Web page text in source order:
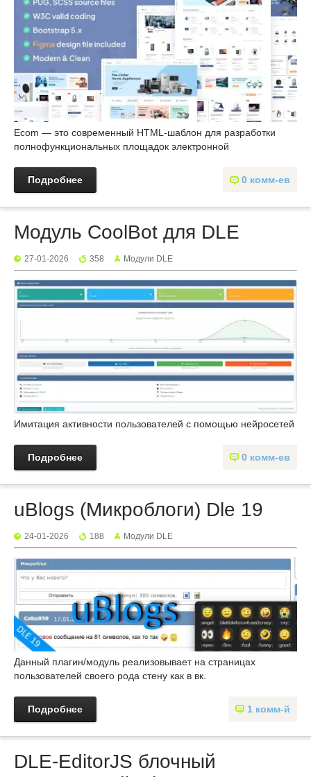
Ecom — это современный HTML-шаблон для разработки
полнофункциональных площадок электронной
0 комм-ев
Подробнее
‎Модуль CoolBot для DLE
27-01-2026 358 Mодули DLE
Имитация активности пользователей с помощью нейросетей
0 комм-ев
Подробнее
uBlogs (Микроблоги) Dle 19
24-01-2026 188 Mодули DLE
Данный плагин/модуль реализовывает на страницах
пользователей своего рода стену как в вк.
1 комм-й
Подробнее
DLE-EditorJS блочный